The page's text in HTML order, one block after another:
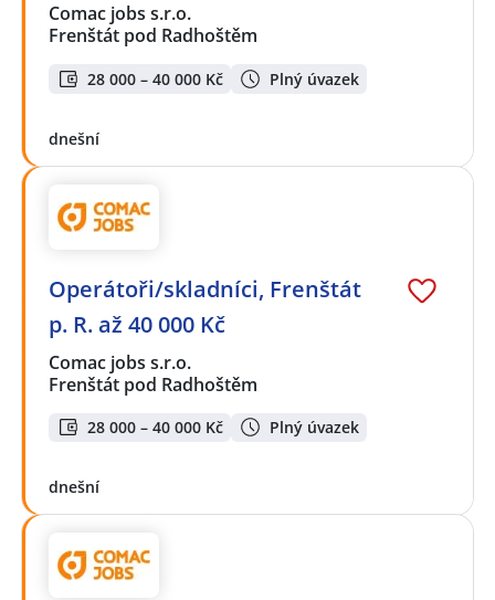
Comac jobs s.r.o.
Frenštát pod Radhoštěm
28 000 – 40 000 Kč Plný úvazek
dnešní
Operátoři/skladníci, Frenštát
p. R. až 40 000 Kč
Comac jobs s.r.o.
Frenštát pod Radhoštěm
28 000 – 40 000 Kč Plný úvazek
dnešní